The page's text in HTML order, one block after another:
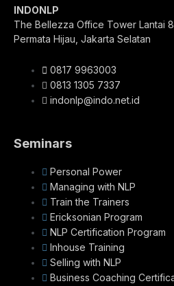
INDONLP
The Bellezza Office Tower Lantai 8
Permata Hijau, Jakarta Selatan
0817 9963003
0813 1305 7337
indonlp@indo.net.id
Seminars
Personal Power
Managing with NLP
Train the Trainers
Ericksonian Program
NLP Certification Program
Inhouse Training
Selling with NLP
Business Coaching